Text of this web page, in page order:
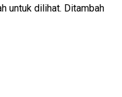
untuk dilihat. Ditambah